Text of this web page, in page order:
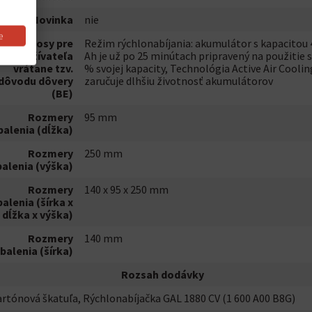
Novinka
nie
Prínosy pre
používateľa
vrátane tzv.
dôvery
(BE)
Režim rýchlonabíjania: akumulátor s kapacitou
Ah je už po 25 minútach pripravený na použitie
% svojej kapacity, Technológia Active Air
zaručuje dlhšiu životnosť akumulátorov
Rozmery
(dĺžka)
95 mm
Rozmery
(výška)
250 mm
Rozmery
(šírka x
dĺžka x výška)
140 x 95 x 250 mm
Rozmery
balenia (šírka)
140 mm
Rozsah dodávky
škatuľa, Rýchlonabíjačka GAL 1880 CV (1 600 A00 B8G)